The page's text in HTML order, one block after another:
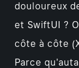
douloureux
et SwiftUI ?
côte à côte
Parce